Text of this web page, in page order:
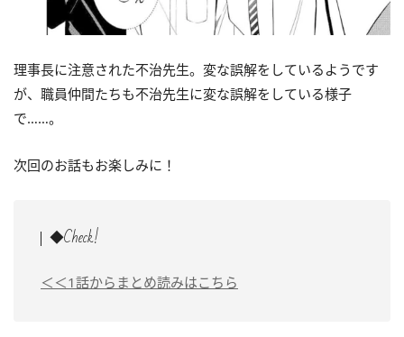
理事長に注意された不治先生。変な誤解をしているようです
が、職員仲間たちも不治先生に変な誤解をしている様子
で……。
次回のお話もお楽しみに！
◆Check!
＜＜1話からまとめ読みはこちら